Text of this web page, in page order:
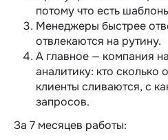
потому что есть
Менеджеры быстрее
отвлекаются на рутину.
А главное — компания
аналитику: кто сколько
клиенты сливаются, с
запросов.
За 7 месяцев работы: